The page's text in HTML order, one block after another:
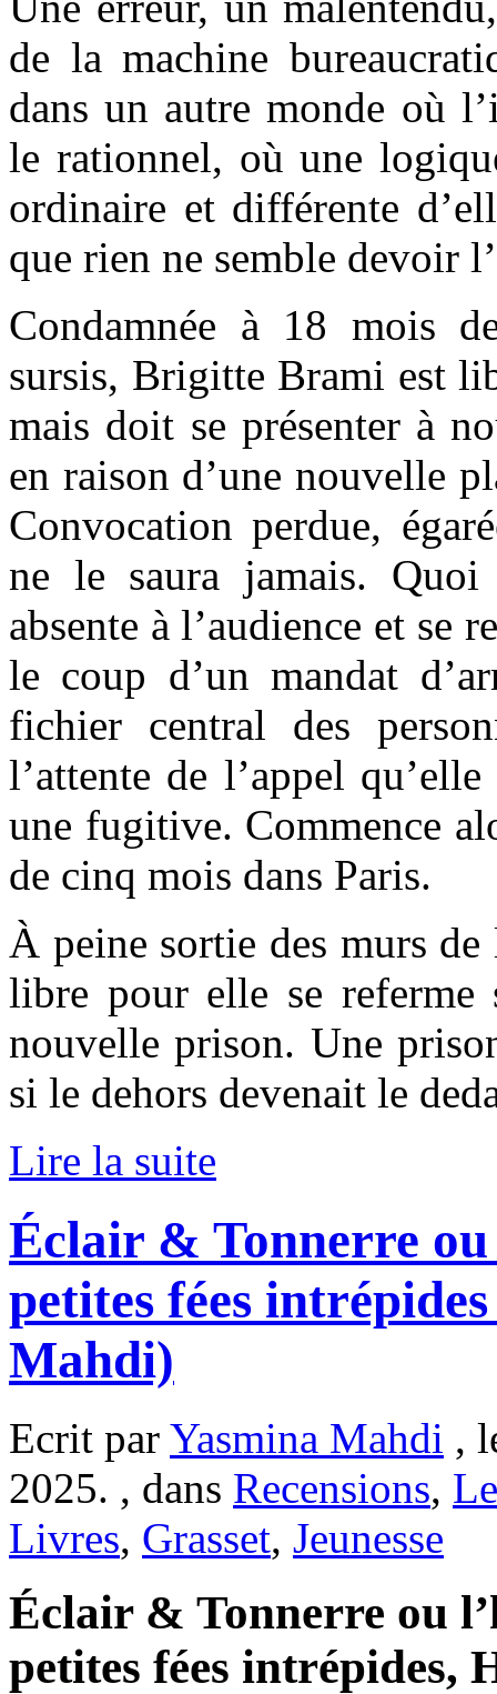
de la machine
dans un autre monde où
le rationnel, où une
ordinaire et différente
que rien ne semble devoir
Condamnée à 18 mois
sursis, Brigitte Brami est
mais doit se présenter à
en raison d’une nouvelle
Convocation perdue,
ne le saura jamais.
absente à l’audience et se
le coup d’un mandat
fichier central des
l’attente de l’appel
une fugitive. Commence
de cinq mois dans Paris.
À peine sortie des murs
libre pour elle se referme
nouvelle prison. Une
si le dehors devenait le
Lire la suite
Éclair & Tonnerre ou
petites fées
Mahdi)
Ecrit par Yasmina Mahdi ,
2025. , dans Recensions,
Livres, Grasset, Jeunesse
Éclair & Tonnerre ou
petites fées intrépides,